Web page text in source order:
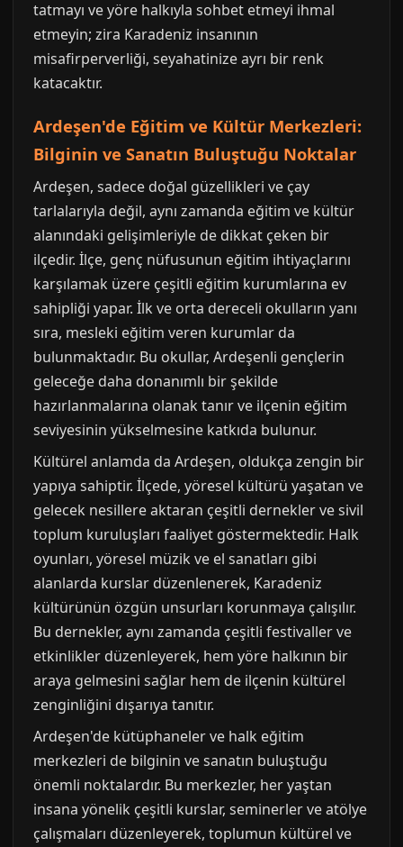
tatmayı ve yöre halkıyla sohbet etmeyi ihmal
etmeyin; zira Karadeniz insanının
misafirperverliği, seyahatinize ayrı bir renk
katacaktır.
Ardeşen'de Eğitim ve Kültür Merkezleri:
Bilginin ve Sanatın Buluştuğu Noktalar
Ardeşen, sadece doğal güzellikleri ve çay
tarlalarıyla değil, aynı zamanda eğitim ve kültür
alanındaki gelişimleriyle de dikkat çeken bir
ilçedir. İlçe, genç nüfusunun eğitim ihtiyaçlarını
karşılamak üzere çeşitli eğitim kurumlarına ev
sahipliği yapar. İlk ve orta dereceli okulların yanı
sıra, mesleki eğitim veren kurumlar da
bulunmaktadır. Bu okullar, Ardeşenli gençlerin
geleceğe daha donanımlı bir şekilde
hazırlanmalarına olanak tanır ve ilçenin eğitim
seviyesinin yükselmesine katkıda bulunur.
Kültürel anlamda da Ardeşen, oldukça zengin bir
yapıya sahiptir. İlçede, yöresel kültürü yaşatan ve
gelecek nesillere aktaran çeşitli dernekler ve sivil
toplum kuruluşları faaliyet göstermektedir. Halk
oyunları, yöresel müzik ve el sanatları gibi
alanlarda kurslar düzenlenerek, Karadeniz
kültürünün özgün unsurları korunmaya çalışılır.
Bu dernekler, aynı zamanda çeşitli festivaller ve
etkinlikler düzenleyerek, hem yöre halkının bir
araya gelmesini sağlar hem de ilçenin kültürel
zenginliğini dışarıya tanıtır.
Ardeşen'de kütüphaneler ve halk eğitim
merkezleri de bilginin ve sanatın buluştuğu
önemli noktalardır. Bu merkezler, her yaştan
insana yönelik çeşitli kurslar, seminerler ve atölye
çalışmaları düzenleyerek, toplumun kültürel ve